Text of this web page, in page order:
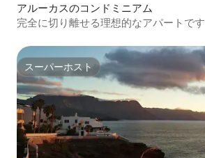
アルーカスのコンドミニアム
完全に切り離せる理想的なアパートです
スーパーホスト
スーパーホスト